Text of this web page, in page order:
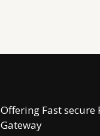
Offering Fast secure
Gateway